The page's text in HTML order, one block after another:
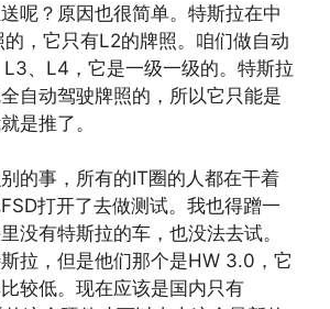
呢？原因也很简单。特斯拉在中
，它只有L2的牌照。咱们做自动
、L4，它是一级一级的。特斯拉
自动驾驶牌照的，所以它只能是
是推了。
的事，所有的IT圈的人都在干着
打开了去做测试。我也得蹭一
没有特斯拉的车，也没法去试。
拉，但是他们那个是HW 3.0，它
较低。现在应该是国内只有